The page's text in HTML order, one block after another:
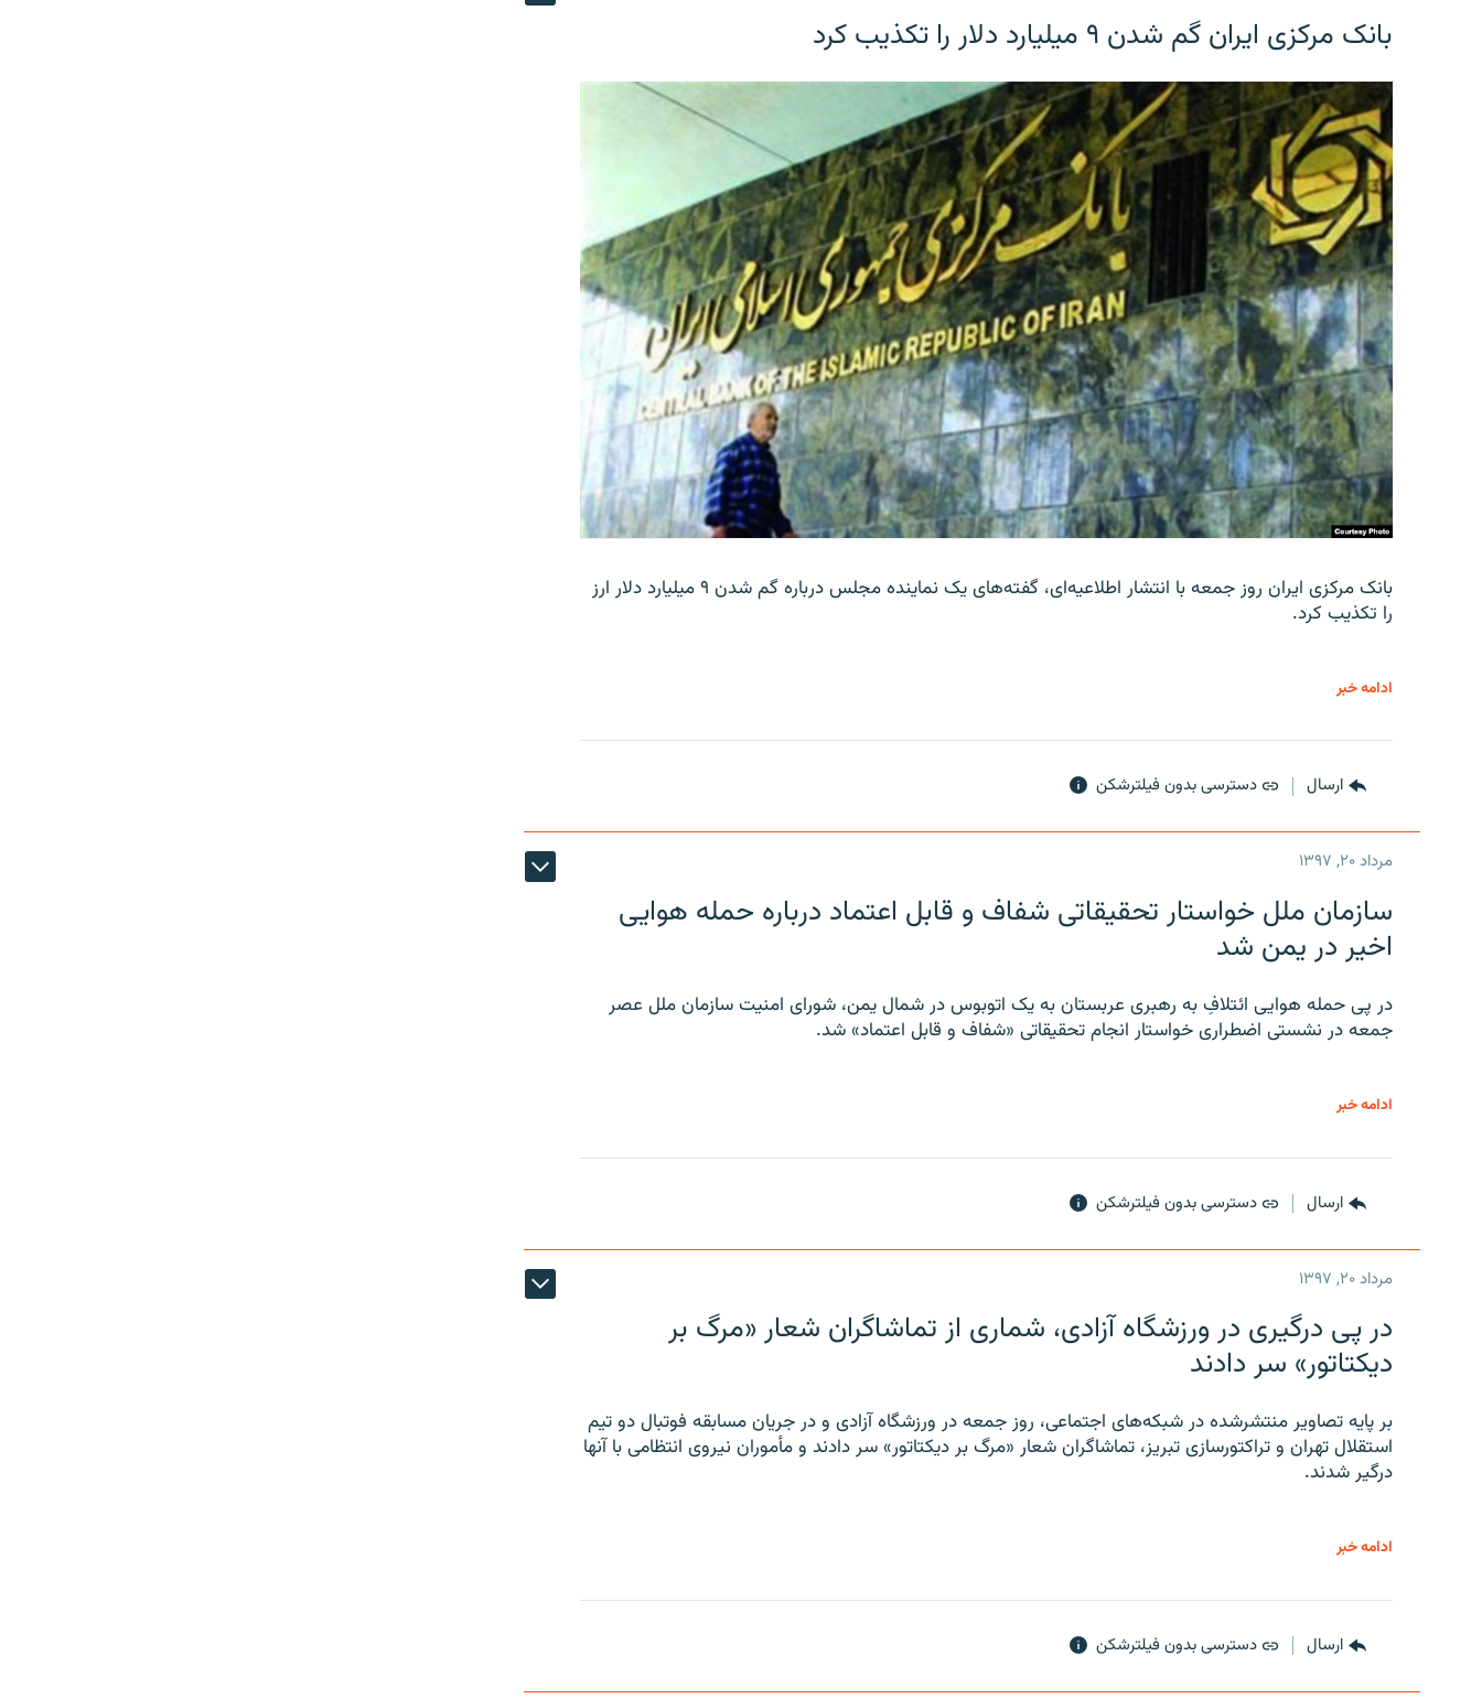
بانک مرکزی ایران گم شدن ۹ میلیارد دلار را تکذیب کرد
بانک مرکزی ایران روز جمعه با انتشار اطلاعیه‌ای، گفته‌های یک نماینده مجلس درباره گم شدن ۹ میلیارد دلار ارز
را تکذیب کرد.
ادامه خبر
ارسال دسترسی بدون فیلترشکن
مرداد ۲۰, ۱۳۹۷
سازمان ملل خواستار تحقیقاتی شفاف و قابل اعتماد درباره حمله هوایی
اخیر در یمن شد
در پی حمله هوایی ائتلافِ به رهبری عربستان به یک اتوبوس در شمال یمن، شورای امنیت سازمان ملل عصر
جمعه در نشستی اضطراری خواستار انجام تحقیقاتی «شفاف و قابل اعتماد» شد.
ادامه خبر
ارسال دسترسی بدون فیلترشکن
مرداد ۲۰, ۱۳۹۷
در پی درگیری در ورزشگاه آزادی، شماری از تماشاگران شعار «مرگ بر
دیکتاتور» سر دادند
بر پایه تصاویر منتشرشده در شبکه‌های اجتماعی، روز جمعه در ورزشگاه آزادی و در جریان مسابقه فوتبال دو تیم
استقلال تهران و تراکتورسازی تبریز، تماشاگران شعار «مرگ بر دیکتاتور» سر دادند و مأموران نیروی انتظامی با آنها
درگیر شدند.
ادامه خبر
ارسال دسترسی بدون فیلترشکن